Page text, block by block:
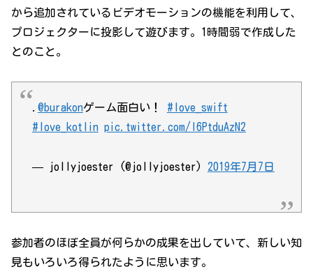
から追加されているビデオモーションの機能を利用して、
プロジェクターに投影して遊びます。1時間弱で作成した
とのこと。
. @burakonゲーム面白い！ #love_swift
#love_kotlin pic.twitter.com/l6PtduAzN2
— jollyjoester (@jollyjoester) 2019年7月7日
参加者のほぼ全員が何らかの成果を出していて、新しい知
見もいろいろ得られたように思います。